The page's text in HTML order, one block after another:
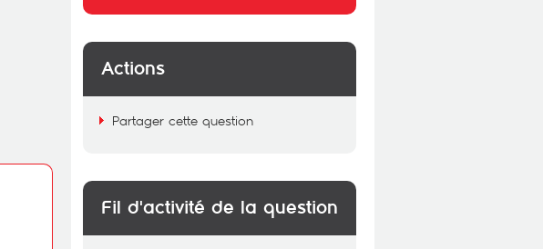
Actions
Partager cette question
Fil d'activité de la question